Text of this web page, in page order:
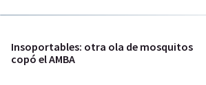
Insoportables: otra ola de mosquitos
copó el AMBA